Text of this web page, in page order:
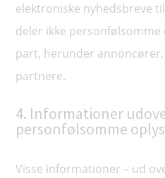
elektroniske nyhedsbreve
deler ikke
part, herunder
partnere.
4. Informationer
personfølsomme
Visse informationer – ud